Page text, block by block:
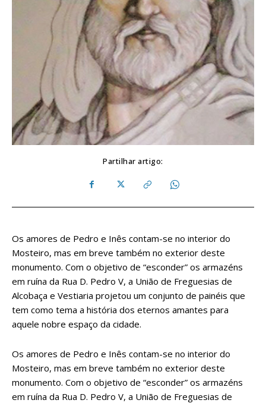
Partilhar artigo:
Os amores de Pedro e Inês contam-se no interior do
Mosteiro, mas em breve também no exterior deste
monumento. Com o objetivo de “esconder” os armazéns
em ruína da Rua D. Pedro V, a União de Freguesias de
Alcobaça e Vestiaria projetou um conjunto de painéis que
tem como tema a história dos eternos amantes para
aquele nobre espaço da cidade.
Os amores de Pedro e Inês contam-se no interior do
Mosteiro, mas em breve também no exterior deste
monumento. Com o objetivo de “esconder” os armazéns
em ruína da Rua D. Pedro V, a União de Freguesias de